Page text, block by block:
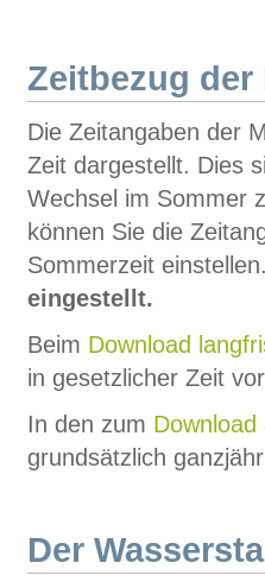
Zeitbezug der
Die Zeitangaben der
Zeit dargestellt. Dies
Wechsel im Sommer
können Sie die
Sommerzeit
eingestellt.
Beim Download
in gesetzlicher Zeit
In den zum Download
grundsätzlich
Der